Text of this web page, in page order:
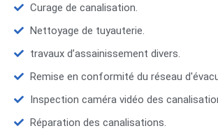
Curage de canalisation.
Nettoyage de tuyauterie.
travaux d’assainissement divers.
Remise en conformité du réseau
Inspection caméra vidéo des
Réparation des canalisations.